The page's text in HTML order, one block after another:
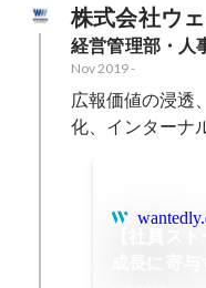
株式会社ウ
経営管理部・人
Nov 2019-
広報価値の浸透
化、インターナ